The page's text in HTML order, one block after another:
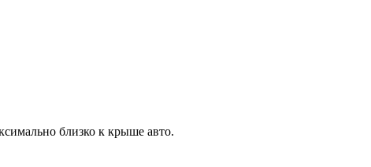
близко к крыше авто.